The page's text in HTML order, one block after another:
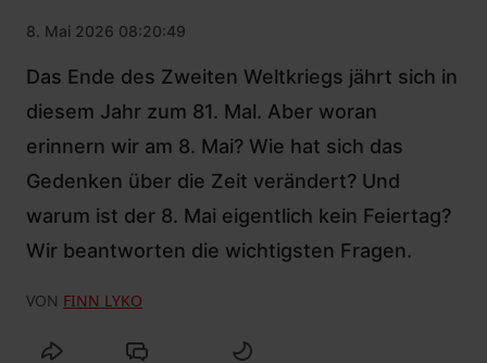
8. Mai 2026 08:20:49
Das Ende des Zweiten Weltkriegs jährt sich in
diesem Jahr zum 81. Mal. Aber woran
erinnern wir am 8. Mai? Wie hat sich das
Gedenken über die Zeit verändert? Und
warum ist der 8. Mai eigentlich kein Feiertag?
Wir beantworten die wichtigsten Fragen.
VON FINN LYKO